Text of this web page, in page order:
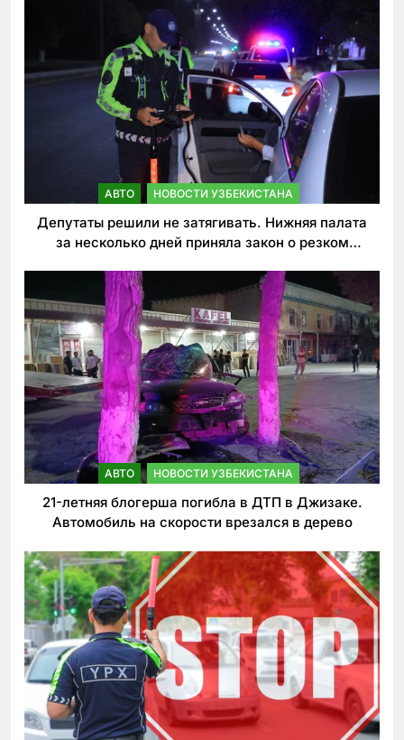
АВТО НОВОСТИ УЗБЕКИСТАНА
Депутаты решили не затягивать. Нижняя палата
за несколько дней приняла закон о резком
АВТО НОВОСТИ УЗБЕКИСТАНА
21-летняя блогерша погибла в ДТП в Джизаке.
Автомобиль на скорости врезался в дерево